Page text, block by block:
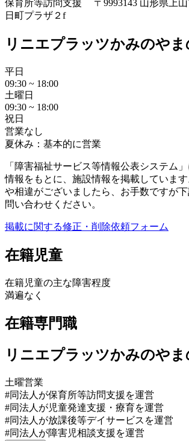
保育所等訪問支援 〒9993143 山形県上山
日町プラザ２f
リニエプラッツかみのやま
平日
09:30 ~ 18:00
土曜日
09:30 ~ 18:00
祝日
営業なし
夏休み：基本的に営業
「障害福祉サービス等情報公表システム
情報をもとに、施設情報を掲載していま
や相違がございましたら、お手数ですが
問い合わせください。
掲載に関する修正・削除依頼フォーム
在籍児童
在籍児童の主な障害程度
満遍なく
在籍専門職
リニエプラッツかみのやま
土曜営業
#同法人が保育所等訪問支援を運営
#同法人が児童発達支援・療育を運営
#同法人が放課後等デイサービスを運営
#同法人が障害児相談支援を運営